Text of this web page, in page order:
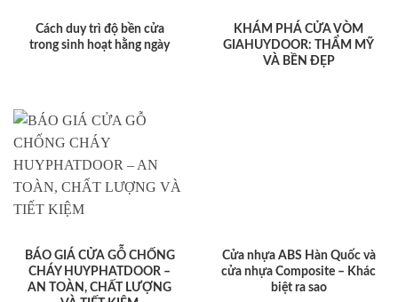
Cách duy trì độ bền cửa
trong sinh hoạt hằng ngày
KHÁM PHÁ CỬA VÒM
GIAHUYDOOR: THẨM MỸ
VÀ BỀN ĐẸP
BÁO GIÁ CỬA GỖ CHỐNG
CHÁY HUYPHATDOOR –
AN TOÀN, CHẤT LƯỢNG
Cửa nhựa ABS Hàn Quốc và
cửa nhựa Composite – Khác
biệt ra sao